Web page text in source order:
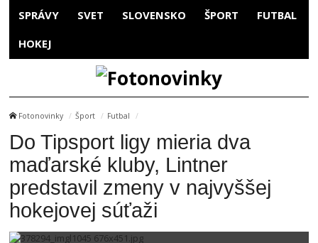
SPRÁVY SVET SLOVENSKO ŠPORT FUTBAL
HOKEJ
Fotonovinky Šport Futbal
Do Tipsport ligy mieria dva
maďarské kluby, Lintner
predstavil zmeny v najvyššej
hokejovej súťaži